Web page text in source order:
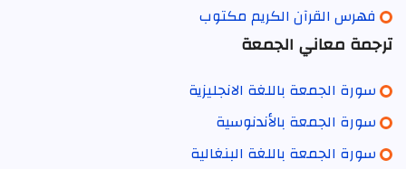
فهرس القرآن الكريم مكتوب
ترجمة معاني الجمعة
سورة الجمعة باللغة الانجليزية
سورة الجمعة بالأندنوسية
سورة الجمعة باللغة البنغالية